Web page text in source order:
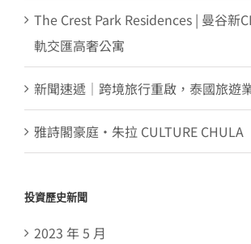
The Crest Park Residences | 曼谷新
軌交匯高奢公寓
新聞速遞｜跨境旅行重啟，泰國旅遊
雅詩閣豪庭・朱拉 CULTURE CHULA
投資歷史新聞
2023 年 5 月